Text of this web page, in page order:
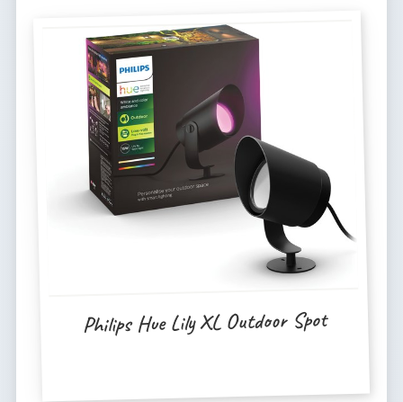
Philips Hue Lily XL Outdoor Spot